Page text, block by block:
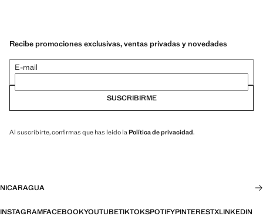
Recibe promociones exclusivas, ventas privadas y novedades
E-mail
SUSCRIBIRME
Al suscribirte, confirmas que has leído laPolítica de privacidad.
NICARAGUA
INSTAGRAMFACEBOOKYOUTUBETIKTOKSPOTIFYPINTERESTXLINKEDIN